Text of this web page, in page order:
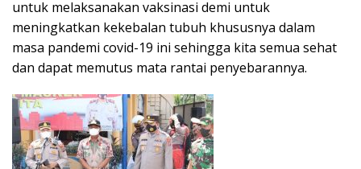
untuk melaksanakan vaksinasi demi untuk
meningkatkan kekebalan tubuh khususnya dalam
masa pandemi covid-19 ini sehingga kita semua sehat
dan dapat memutus mata rantai penyebarannya.